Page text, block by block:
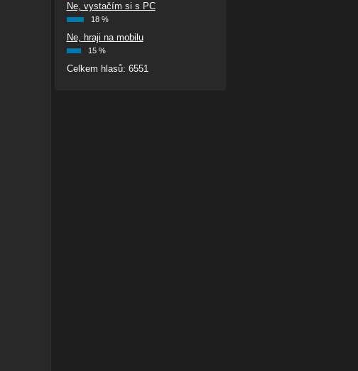
Ne, vystačím si s PC
18 %
Ne, hraji na mobilu
15 %
Celkem hlasů: 6551